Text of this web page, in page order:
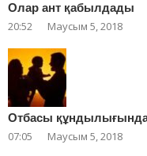
Олар ант қабылдады
20:52 Маусым 5, 2018
Отбасы
07:05 Маусым 5, 2018